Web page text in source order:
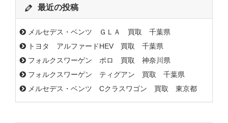
最近の投稿
メルセデス・ベンツ ＧＬＡ 買取 千葉県
トヨタ アルファードHEV 買取 千葉県
フォルクスワーゲン ポロ 買取 神奈川県
フォルクスワーゲン ティグアン 買取 千葉県
メルセデス・ベンツ Cクラスワゴン 買取 東京都